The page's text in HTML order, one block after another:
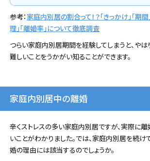
参考： 家庭内別居の割合って！？「きっかけ」「期
理」「離婚率」について徹底調査
つらい家庭内別居期間を経験してしまうと、や
難しいことをうかがい知ることができます。
家庭内別居中の離婚
辛くストレスの多い家庭内別居ですが、実際に
いことがわかりました。では、家庭内別居を続け
婚の理由には該当するのでしょうか。